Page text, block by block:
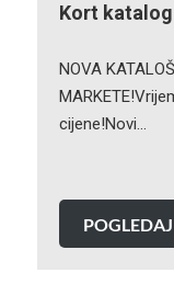
Kort
NOVA
cijene!Novi…
POGLEDAJ